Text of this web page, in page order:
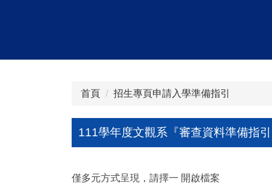
首頁 招生專頁申請入學準備指引
111學年度文觀系『審查資料準備指
僅多元方式呈現，請擇一 開啟檔案